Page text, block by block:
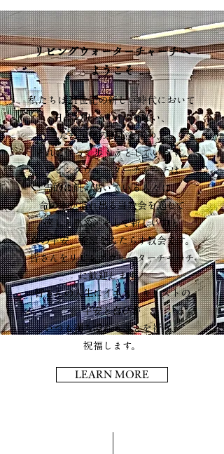
リビングウォーターチャーチへ
ようこそ
私たちは21世紀の新しい時代において
日本のリバイバルを願い、
ただ神様の御心を求め、
それに従って歩もうとしています。
リビングウォーターチャーチは
霊的に飢え渇いている人々に、
命の水が溢れ出る当教会を通して
癒しと慰め、そして新しい力と
真の平安、希望をもたらす教会です。
皆さんをリビングウォーターチャーチ
に歓迎します。
皆さんの人生にイエス・キリストの
平安と喜びが
いつも満ち溢れることを祈り、
祝福します。
LEARN MORE